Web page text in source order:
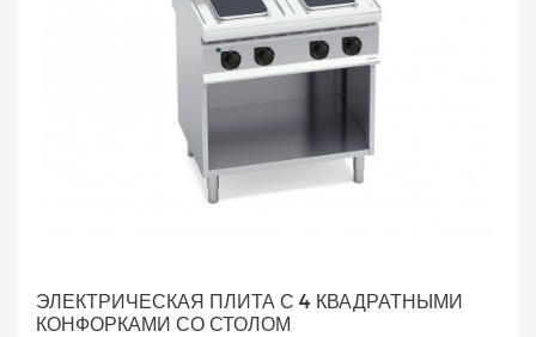
ЭЛЕКТРИЧЕСКАЯ ПЛИТА С 4 КВАДРАТНЫМИ
КОНФОРКАМИ СО СТОЛОМ